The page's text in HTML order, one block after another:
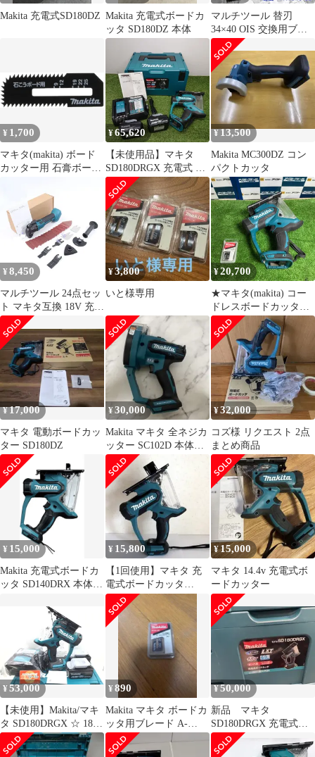
Makita 充電式SD180DZ Makita 充電式ボードカ
ッタ SD180DZ 本体
マルチツール 替刃
34×40 OIS 交換用ブレ
ード カットソー 先端工
具 木材 金属 プラスチ
ック 石膏ボード 切断
DIY 電動工具 マルチカ
ッター対応 リフォーム
工作 大工工具 補修 作
業工具 高耐久 摩耗に強
い 汎用タイプ 工具アク
セサリー
¥ 1,700
マキタ(makita) ボード
カッター用 石膏ボード
¥65,620
【未使用品】マキタ
SD180DRGX 充電式 ボ
ードカッタ 18V フルセ
ット [3990]
¥13,500
Makita MC300DZ コン
パクトカッタ
¥ 8,450
マルチツール 24点セッ
ト マキタ互換 18V 充電
式 電動カッター 多機能
工具 ツール コードレス
OIS規格 金属 木材 カッ
ト 研磨 剥離
¥3,800
いと様専用
¥20,700
★マキタ(makita) コー
ドレスボードカッタ
SD180DZ【草加店】
¥17,000
マキタ 電動ボードカッ
ター SD180DZ
¥30,000
Makita マキタ 全ネジカ
ッター SC102D 本体の
み
¥32,000
コズ様 リクエスト 2点
まとめ商品
¥ 15,000
Makita 充電式ボードカ
ッタ SD140DRX 本体の
¥ 15,800
【1回使用】マキタ 充
電式ボードカッタ
SD180DZ 本体
¥15,000
マキタ 14.4v 充電式ボ
ードカッター
¥53,000
【未使用】Makita/マキ
タ SD180DRGX ☆ 18v
充電式ボードカッタ
[IT_VQVDS][知立]
¥890
Makita マキタ ボードカ
ッタ用ブレード A-
60028
¥50,000
新品 マキタ
SD180DRGX 充電式ボ
ードカッター